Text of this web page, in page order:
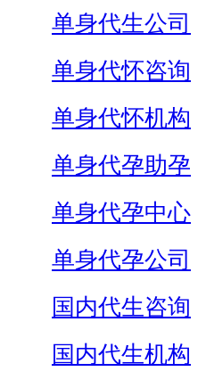
单身代生公司
单身代怀咨询
单身代怀机构
单身代孕助孕
单身代孕中心
单身代孕公司
国内代生咨询
国内代生机构